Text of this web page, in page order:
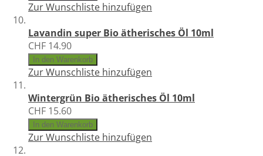
Zur Wunschliste hinzufügen
Lavandin super Bio ätherisches Öl 10ml
CHF 14.90
In den Warenkorb
Zur Wunschliste hinzufügen
Wintergrün Bio ätherisches Öl 10ml
CHF 15.60
In den Warenkorb
Zur Wunschliste hinzufügen